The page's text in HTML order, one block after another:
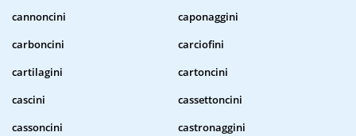
cannoncini
caponaggini
carboncini
carciofini
cartilagini
cartoncini
cascini
cassettoncini
cassoncini
castronaggini